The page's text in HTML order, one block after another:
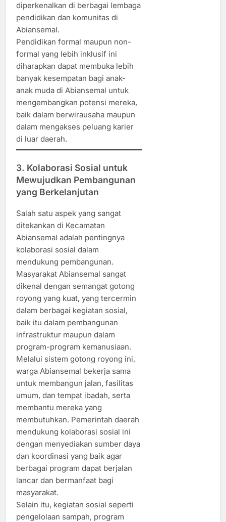
diperkenalkan di berbagai lembaga
pendidikan dan komunitas di
Abiansemal.
Pendidikan formal maupun non-
formal yang lebih inklusif ini
diharapkan dapat membuka lebih
banyak kesempatan bagi anak-
anak muda di Abiansemal untuk
mengembangkan potensi mereka,
baik dalam berwirausaha maupun
dalam mengakses peluang karier
di luar daerah.
3. Kolaborasi Sosial untuk
Mewujudkan Pembangunan
yang Berkelanjutan
Salah satu aspek yang sangat
ditekankan di Kecamatan
Abiansemal adalah pentingnya
kolaborasi sosial dalam
mendukung pembangunan.
Masyarakat Abiansemal sangat
dikenal dengan semangat gotong
royong yang kuat, yang tercermin
dalam berbagai kegiatan sosial,
baik itu dalam pembangunan
infrastruktur maupun dalam
program-program kemanusiaan.
Melalui sistem gotong royong ini,
warga Abiansemal bekerja sama
untuk membangun jalan, fasilitas
umum, dan tempat ibadah, serta
membantu mereka yang
membutuhkan. Pemerintah daerah
mendukung kolaborasi sosial ini
dengan menyediakan sumber daya
dan koordinasi yang baik agar
berbagai program dapat berjalan
lancar dan bermanfaat bagi
masyarakat.
Selain itu, kegiatan sosial seperti
pengelolaan sampah, program